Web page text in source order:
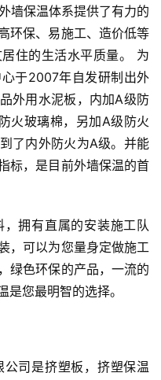
墙保温体系提供了有力的
环保、易施工、造价低等
住的生活水平质量。 为
于2007年自发研制出外
外用水泥板，内加A级防
火玻璃棉，另加A级防火
了内外防火为A级。并能
标，是目前外墙保温的首
拥有直属的安装施工队
，可以为您量身定做施工
绿色环保的产品，一流的
您最明智的选择。
司是挤塑板，挤塑保温